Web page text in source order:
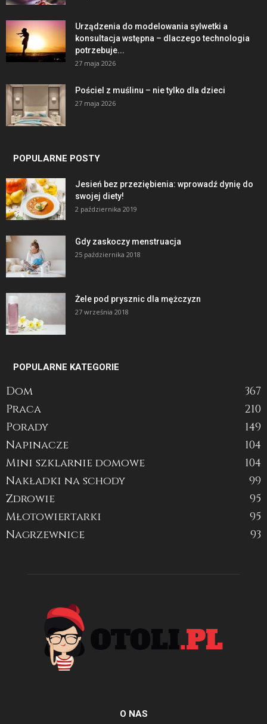
Urządzenia do modelowania sylwetki a
konsultacja wstępna – dlaczego technologia
potrzebuje...
27 maja 2026
Pościel z muślinu – nie tylko dla dzieci
27 maja 2026
POPULARNE POSTY
Jesień bez przeziębienia: wprowadź dynię do
swojej diety!
2 października 2019
Gdy zaskoczy menstruacja
25 października 2018
Żele pod prysznic dla mężczyzn
27 września 2018
POPULARNE KATEGORIE
Dom
367
Praca
210
Porady
149
Napinacze
104
Mini szklarnie domowe
104
Nakładki na schody
99
Zdrowie
95
Młotowiertarki
95
Nagrzewnice
93
O NAS